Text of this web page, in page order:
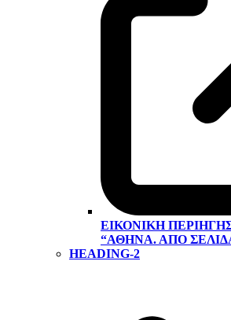
ΕΙΚΟΝΙΚΉ
“ΑΘΉΝΑ. ΑΠΌ
HEADING-2